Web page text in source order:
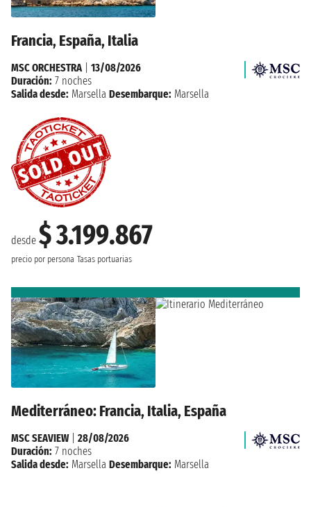
Francia, España, Italia
desde $ 3.199.867
precio por persona Tasas portuarias
MSC ORCHESTRA| 13/08/2026
Duración: 7 noches
Salida desde: Marsella Desembarque: Marsella
Mediterráneo: Francia, Italia, España
MSC SEAVIEW| 28/08/2026
Duración: 7 noches
Salida desde: Marsella Desembarque: Marsella